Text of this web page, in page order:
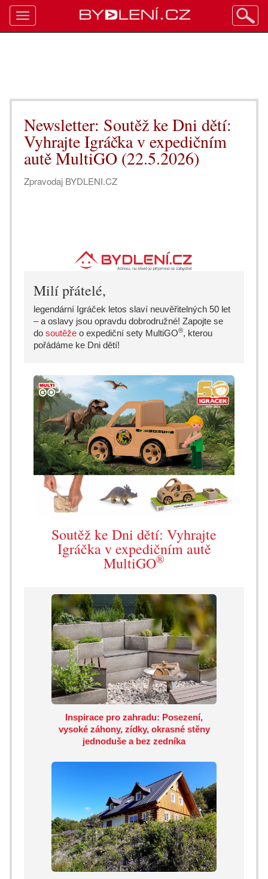
Newsletter: Soutěž ke Dni dětí:
Vyhrajte Igráčka v expedičním
autě MultiGO (22.5.2026)
Zpravodaj BYDLENI.CZ
Milí přátelé,
legendární Igráček letos slaví neuvěřitelných 50 let
– a oslavy jsou opravdu dobrodružné! Zapojte se
do soutěže o expediční sety MultiGO®, kterou
pořádáme ke Dni dětí!
Soutěž ke Dni dětí: Vyhrajte
Igráčka v expedičním autě
MultiGO®
Inspirace pro zahradu: Posezení,
vysoké záhony, zídky, okrasné stěny
jednoduše a bez zedníka
Toggle
navigation